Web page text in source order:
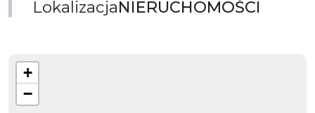
LokalizacjaNIERUCHOMOŚCI
+
−